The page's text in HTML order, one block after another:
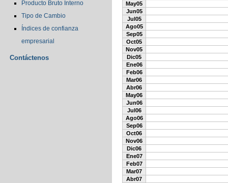
Producto Bruto Interno
Tipo de Cambio
Índices de confianza
empresarial
Contáctenos
May05
Jun05
Jul05
Ago05
Sep05
Oct05
Nov05
Dic05
Ene06
Feb06
Mar06
Abr06
May06
Jun06
Jul06
Ago06
Sep06
Oct06
Nov06
Dic06
Ene07
Feb07
Mar07
Abr07